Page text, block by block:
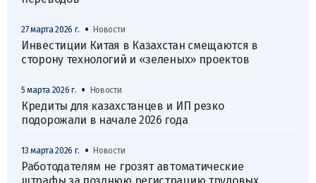
27 марта 2026 г. • Новости
Инвестиции Китая в Казахстан смещаются в
сторону технологий и «зеленых» проектов
5 марта 2026 г. • Новости
Кредиты для казахстанцев и ИП резко
подорожали в начале 2026 года
13 марта 2026 г. • Новости
Работодателям не грозят автоматические